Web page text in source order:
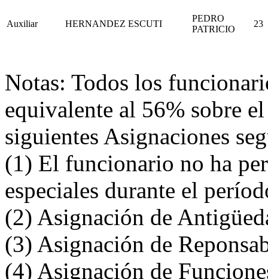
Auxiliar HERNANDEZ ESCUTI
PEDRO
PATRICIO
23
Notas: Todos los
equivalente al 56% sobre
siguientes Asignaciones
(1) El funcionario no ha
especiales durante el
(2) Asignación de
(3) Asignación de
(4) Asignación de